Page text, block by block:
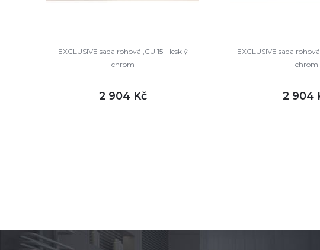
EXCLUSIVE sada rohová ,CU 15 - lesklý
chrom
2 904 Kč
EXCLUSIVE sada
chrom
2 904